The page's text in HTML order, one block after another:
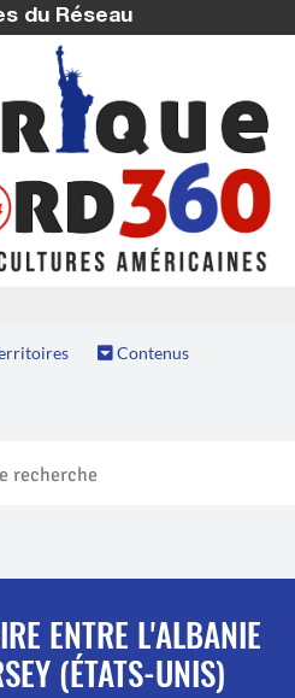
du Réseau
Contenus
ENTRE L'ALBANIE
(ÉTATS-UNIS)